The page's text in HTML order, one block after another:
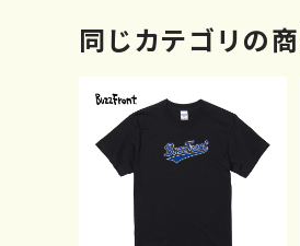
同じカテゴリの